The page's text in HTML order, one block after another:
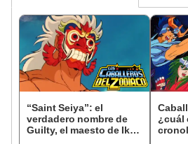
“Saint Seiya”: el
verdadero nombre de
Guilty, el maesto de Ikki,
¿cuál